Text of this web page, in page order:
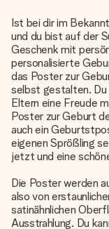
Ist bei dir im
und du bist auf der
Geschenk mit
personalisierte
das Poster zur
selbst gestalten. Du
Eltern eine Freude
Poster zur Geburt
auch ein
eigenen Sprößling
jetzt und eine
Die Poster werden
also von
satinähnlichen
Ausstrahlung. Du